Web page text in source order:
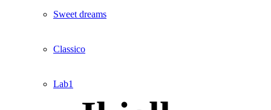
Sweet dreams
Classico
Lab1